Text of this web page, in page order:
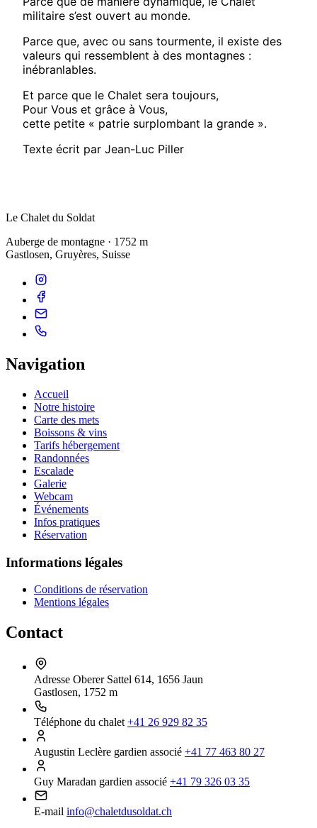
militaire s’est ouvert au monde.
Parce que, avec ou sans tourmente, il existe des
valeurs qui ressemblent à des montagnes :
inébranlables.
Et parce que le Chalet sera toujours,
Pour Vous et grâce à Vous,
cette petite « patrie surplombant la grande ».
Texte écrit par Jean-Luc Piller
Le Chalet du Soldat
Auberge de montagne · 1752 m
Gastlosen, Gruyères, Suisse
Navigation
Accueil
Notre histoire
Carte des mets
Boissons & vins
Tarifs hébergement
Randonnées
Escalade
Galerie
Webcam
Événements
Infos pratiques
Réservation
Informations légales
Conditions de réservation
Mentions légales
Contact
Adresse Oberer Sattel 614, 1656 Jaun
Gastlosen, 1752 m
Téléphone du chalet +41 26 929 82 35
Augustin Leclère gardien associé +41 77 463 80 27
Guy Maradan gardien associé +41 79 326 03 35
E-mail info@chaletdusoldat.ch